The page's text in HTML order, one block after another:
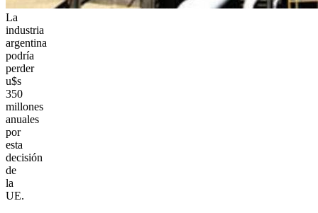
La
industria
argentina
podría
perder
u$s
350
millones
anuales
por
esta
decisión
de
la
UE.